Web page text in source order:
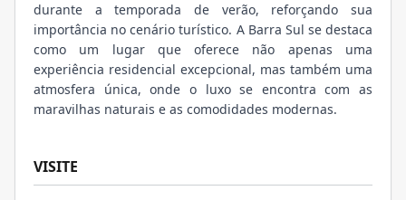
durante a temporada de verão, reforçando sua
importância no cenário turístico. A Barra Sul se destaca
como um lugar que oferece não apenas uma
experiência residencial excepcional, mas também uma
atmosfera única, onde o luxo se encontra com as
maravilhas naturais e as comodidades modernas.
VISITE